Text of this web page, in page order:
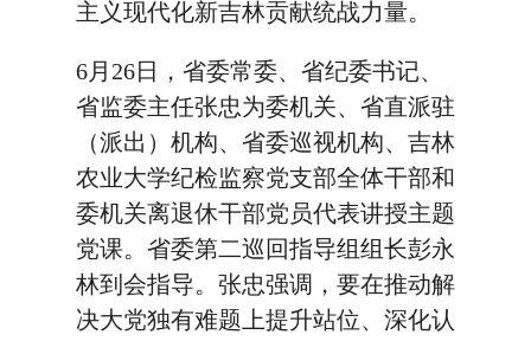
主义现代化新吉林贡献统战力量。
6月26日，省委常委、省纪委书记、
省监委主任张忠为委机关、省直派驻
（派出）机构、省委巡视机构、吉林
农业大学纪检监察党支部全体干部和
委机关离退休干部党员代表讲授主题
党课。省委第二巡回指导组组长彭永
林到会指导。张忠强调，要在推动解
决大党独有难题上提升站位、深化认